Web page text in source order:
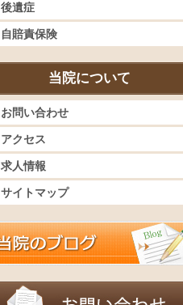
後遺症
自賠責保険
当院について
お問い合わせ
アクセス
求人情報
サイトマップ